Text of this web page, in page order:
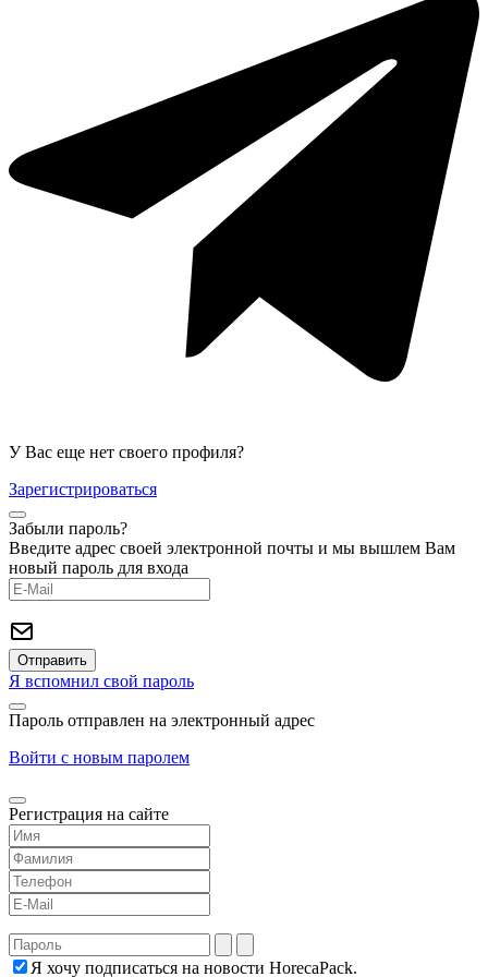
У Вас еще нет своего профиля?
Зарегистрироваться
Забыли пароль?
Введите адрес своей электронной почты и мы вышлем Вам
новый пароль для входа
Я вспомнил свой пароль
Пароль отправлен на электронный адрес
Войти с новым паролем
Регистрация на сайте
Я хочу подписаться на новости HorecaPack.